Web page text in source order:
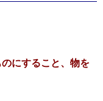
にすること、物を